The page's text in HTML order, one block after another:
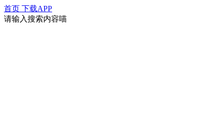
首页 下载APP
请输入搜索内容喵